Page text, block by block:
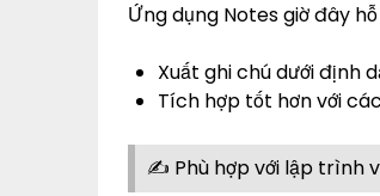
Ứng dụng Notes giờ đây
Xuất ghi chú dưới định
Tích hợp tốt hơn với
✍️ Phù hợp với lập trình